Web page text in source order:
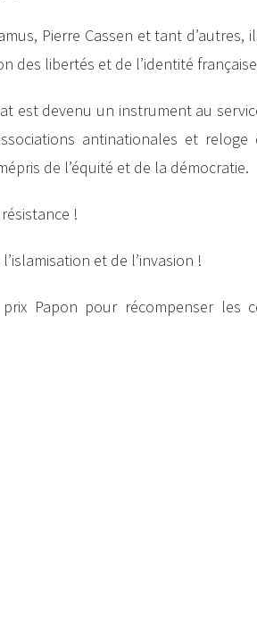
Pierre Cassen et tant
des libertés et de l’identité
est devenu un instrument au
antinationales et reloge
de l’équité et de la démocratie.
!
et de l’invasion !
Papon pour récompenser les